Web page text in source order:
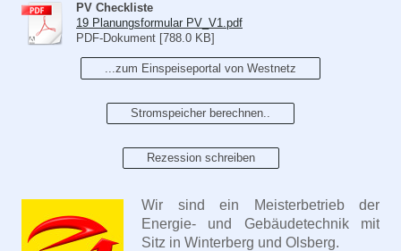
PV Checkliste
19 Planungsformular PV_V1.pdf
PDF-Dokument [788.0 KB]
...zum Einspeiseportal von Westnetz
Stromspeicher berechnen..
Rezession schreiben
Wir sind ein Meisterbetrieb der
Energie- und Gebäudetechnik mit
Sitz in Winterberg und Olsberg.